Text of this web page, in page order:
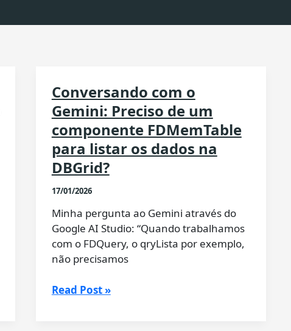
Conversando com o
Gemini: Preciso de um
componente FDMemTable
para listar os dados na
DBGrid?
17/01/2026
Minha pergunta ao Gemini através do
Google AI Studio: “Quando trabalhamos
com o FDQuery, o qryLista por exemplo,
não precisamos
Conversando
Read Post »